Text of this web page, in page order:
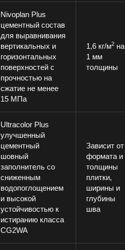
Nivoplan Plus
цементный состав
для выравнивания
вертикальных и
горизонтальных
поверхностей с
прочностью на
сжатие не менее
15 МПа
1,6 кг/м2 на
1 мм
толщины
Ultracolor Plus
улучшенный
цементный
шовный
заполнитель со
сниженным
водопоглощением
и высокой
устойчивостью к
истиранию класса
CG2WA
Зависит от
формата и
толщины
плитки,
ширины и
глубины
шва